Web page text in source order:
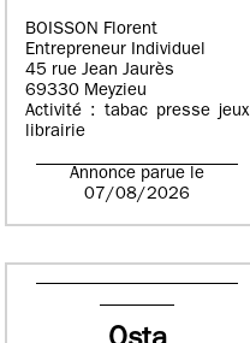
BOISSON Florent
Entrepreneur Individuel
45 rue Jean Jaurès
69330 Meyzieu
Activité : tabac presse jeux
librairie
Annonce parue le
07/08/2026